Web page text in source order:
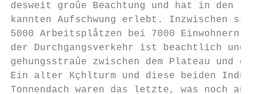
desweit groûe Beachtung und hat in den
kannten Aufschwung erlebt. Inzwischen
5000 Arbeitsplåtzen bei 7000
der Durchgangsverkehr ist beachtlich und
gehungsstraûe zwischen dem Plateau und
Ein alter Kçhlturm und diese beiden
Tonnendach waren das letzte, was noch